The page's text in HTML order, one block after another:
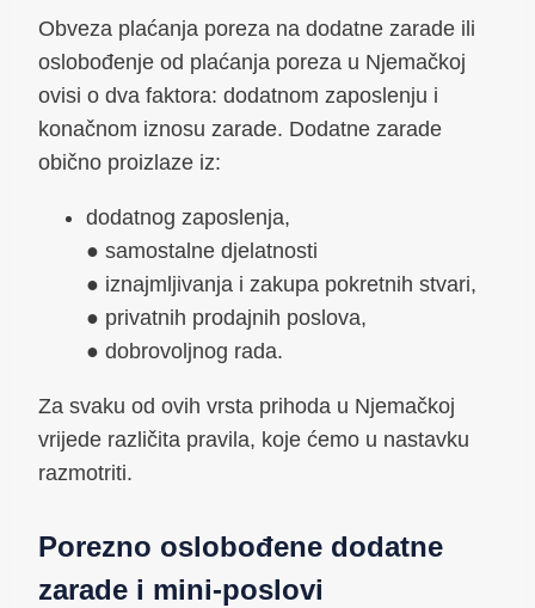
Obveza plaćanja poreza na dodatne zarade ili
oslobođenje od plaćanja poreza u Njemačkoj
ovisi o dva faktora: dodatnom zaposlenju i
konačnom iznosu zarade. Dodatne zarade
obično proizlaze iz:
dodatnog zaposlenja,
● samostalne djelatnosti
● iznajmljivanja i zakupa pokretnih stvari,
● privatnih prodajnih poslova,
● dobrovoljnog rada.
Za svaku od ovih vrsta prihoda u Njemačkoj
vrijede različita pravila, koje ćemo u nastavku
razmotriti.
Porezno oslobođene dodatne
zarade i mini-poslovi